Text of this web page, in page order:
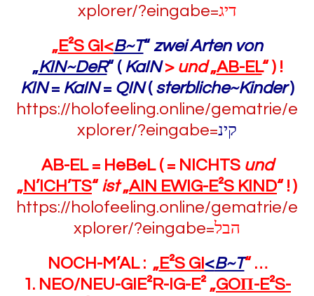
xplorer/?eingabe=דיג
„E²S GI<B~T“ zwei Arten von
„KIN~DeR“ ( KaIN> und„AB-EL“ ) !
KIN= KaIN= QIN( sterbliche~Kinder)
https://holofeeling.online/gematrie/e
xplorer/?eingabe=קינ
AB-EL = HeBeL ( = NICHTS und
„N’ICH’TS“ ist„AIN EWIG-E²S KIND“ ! )
https://holofeeling.online/gematrie/e
xplorer/?eingabe=הבל
NOCH-M’AL : „E²S GI <B~T“ …
1. NEO/NEU-GIE²R-IG-E² „GOΠ-E²S-